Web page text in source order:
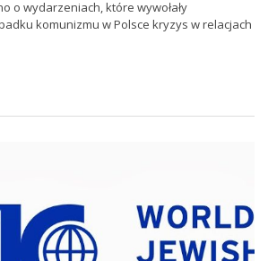
o wydarzeniach, które wywołały
komunizmu w Polsce kryzys w relacjach